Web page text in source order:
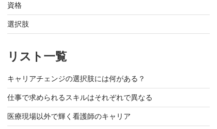
資格
選択肢
リスト一覧
キャリアチェンジの選択肢には何がある？
仕事で求められるスキルはそれぞれで異なる
医療現場以外で輝く看護師のキャリア